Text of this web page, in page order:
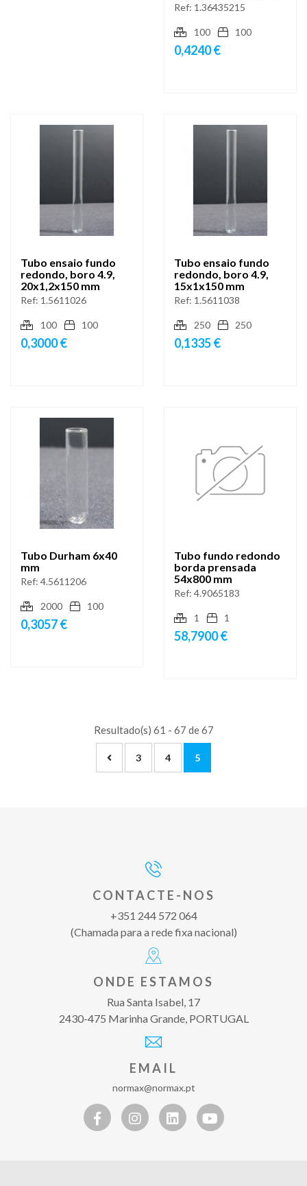
Ref: 1.36435215
100 100
0,4240 €
Tubo ensaio fundo
redondo, boro 4.9,
20x1,2x150 mm
Ref: 1.5611026
100 100
0,3000 €
Tubo ensaio fundo
redondo, boro 4.9,
15x1x150 mm
Ref: 1.5611038
250 250
0,1335 €
Tubo Durham 6x40
mm
Ref: 4.5611206
2000 100
0,3057 €
Tubo fundo redondo
borda prensada
54x800 mm
Ref: 4.9065183
1 1
58,7900 €
Resultado(s) 61 - 67 de 67
3 4 5
CONTACTE-NOS
+351 244 572 064
(Chamada para a rede fixa nacional)
ONDE ESTAMOS
Rua Santa Isabel, 17
2430-475 Marinha Grande, PORTUGAL
EMAIL
normax@normax.pt